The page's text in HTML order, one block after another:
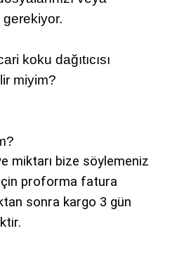
gerekiyor.
koku dağıtıcısı
miyim?
miktarı bize söylemeniz
proforma fatura
sonra kargo 3 gün